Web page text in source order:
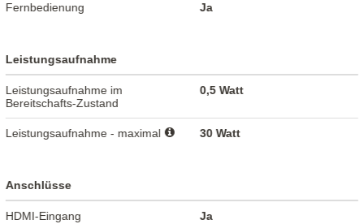
Fernbedienung Ja
Leistungsaufnahme
Leistungsaufnahme im
Bereitschafts-Zustand
0,5 Watt
Leistungsaufnahme - maximal 30 Watt
Anschlüsse
HDMI-Eingang Ja